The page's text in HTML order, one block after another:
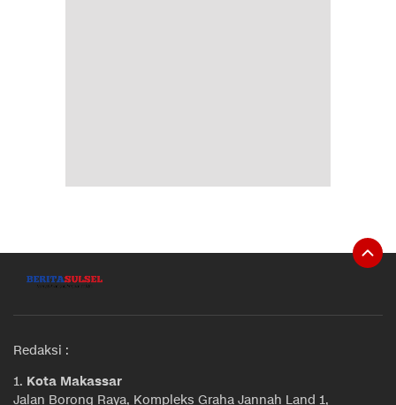
Redaksi :
1. Kota Makassar
Jalan Borong Raya, Kompleks Graha Jannah Land 1,